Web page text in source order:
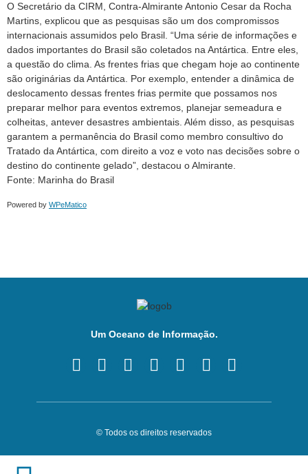
O Secretário da CIRM, Contra-Almirante Antonio Cesar da Rocha
Martins, explicou que as pesquisas são um dos compromissos
internacionais assumidos pelo Brasil. “Uma série de informações e
dados importantes do Brasil são coletados na Antártica. Entre eles,
a questão do clima. As frentes frias que chegam hoje ao continente
são originárias da Antártica. Por exemplo, entender a dinâmica de
deslocamento dessas frentes frias permite que possamos nos
preparar melhor para eventos extremos, planejar semeadura e
colheitas, antever desastres ambientais. Além disso, as pesquisas
garantem a permanência do Brasil como membro consultivo do
Tratado da Antártica, com direito a voz e voto nas decisões sobre o
destino do continente gelado”, destacou o Almirante.
Fonte: Marinha do Brasil
Powered by WPeMatico
Um Oceano de Informação.
© Todos os direitos reservados